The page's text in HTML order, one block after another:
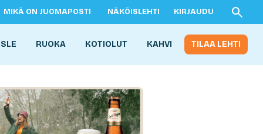
MIKÄ ON JUOMAPOSTI NÄKÖISLEHTI KIRJAUDU
RUOKA KOTIOLUT KAHVI TILAA LEHTI